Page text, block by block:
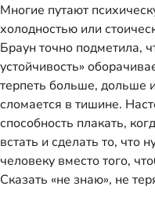
Многие путают
холодностью или
Браун точно подметила,
устойчивость»
терпеть больше, дольше
сломается в тишине.
способность плакать,
встать и сделать то, что
человеку вместо того,
Сказать «не знаю», не